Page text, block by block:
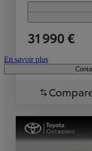
31 990 €
En savoir plus